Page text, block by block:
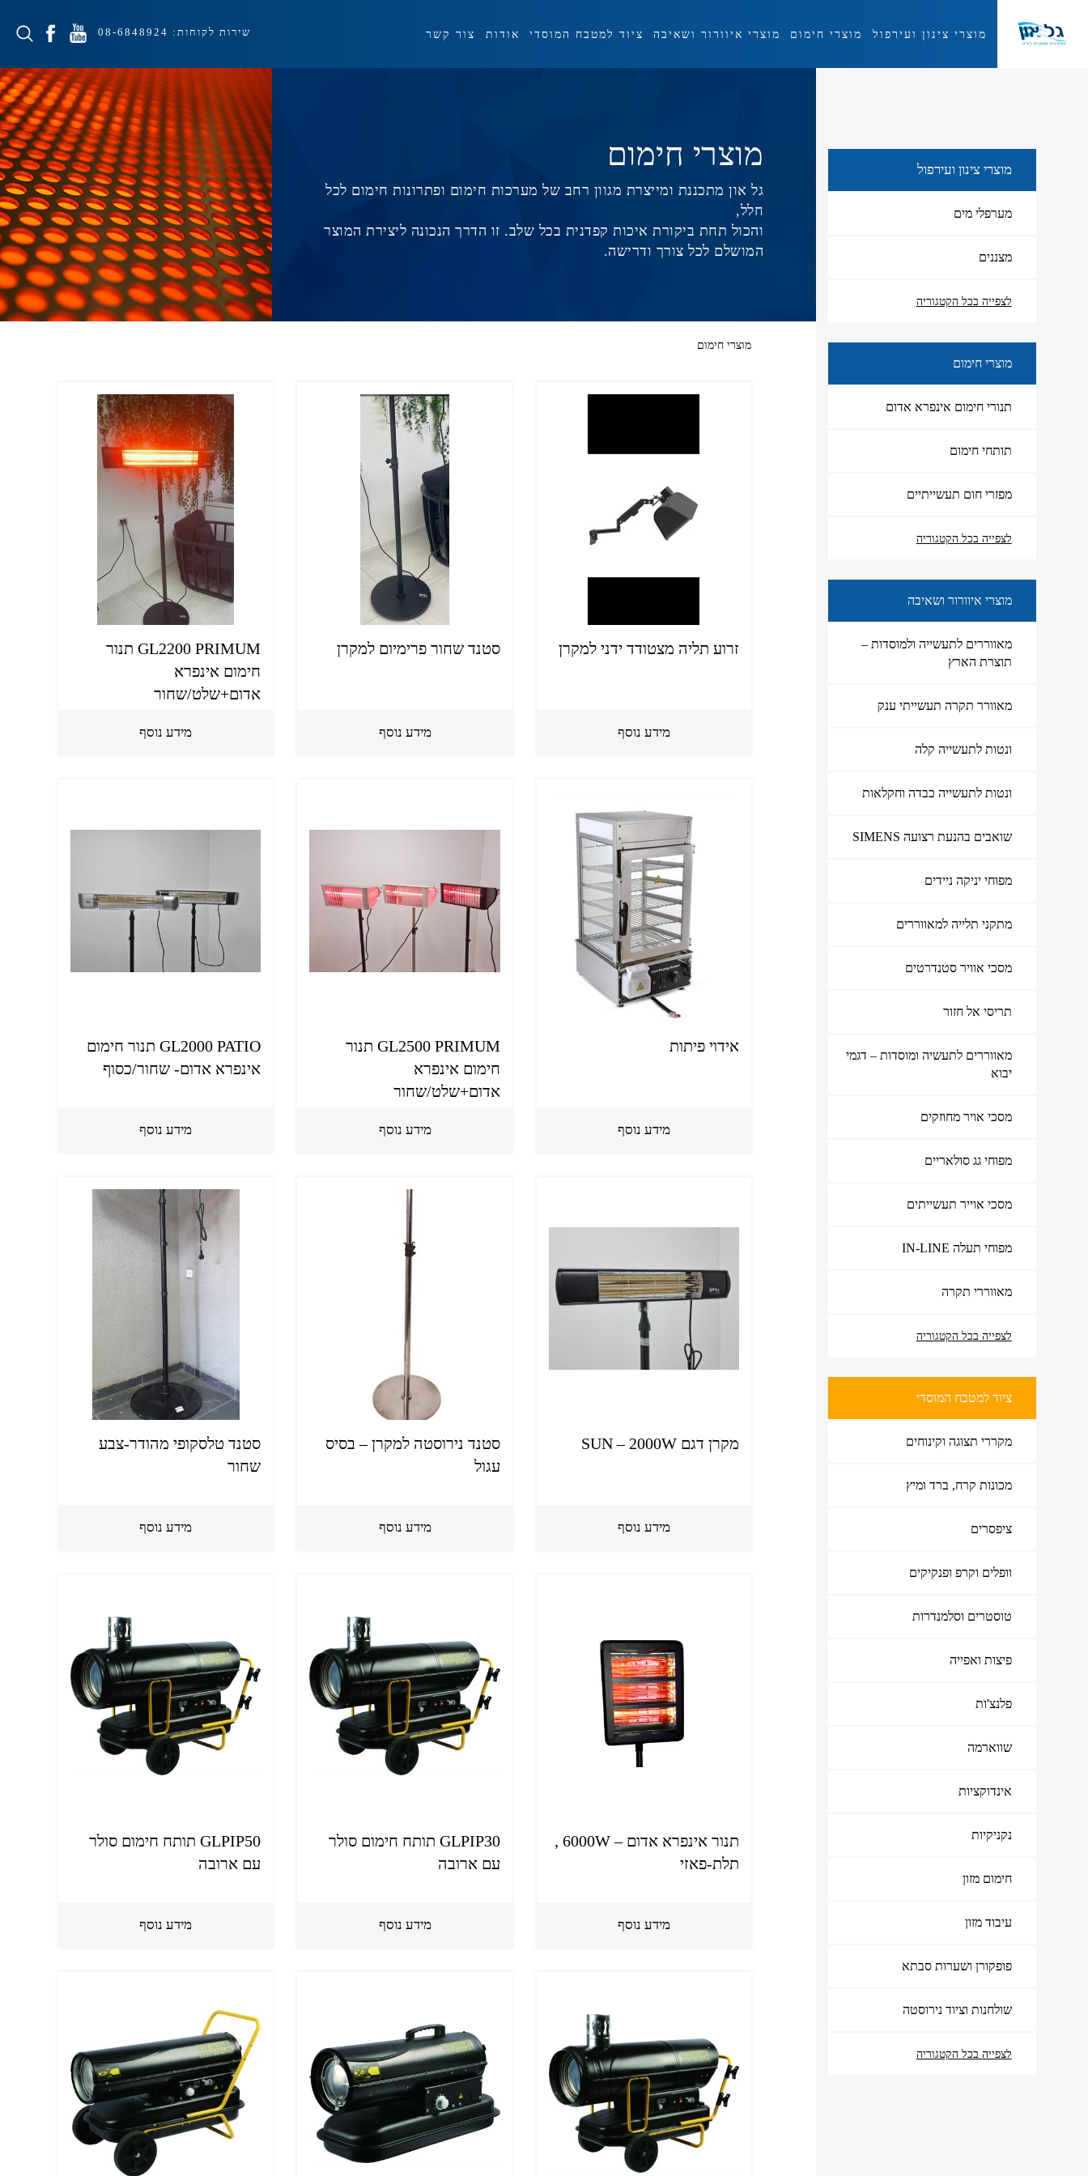
מוצרי צינון ועירפול
מוצרי איוורור ושאיבה
מוצרי צינון ועירפול מוצרי חימום מוצרי איוורור ושאיבה ציוד למטבח המוסדי אודות צור קשר שירות לקוחות: 08-6848924
מוצרי צינון ועירפול
מערפלי מים
מצננים
לצפייה בכל הקטגוריה
מוצרי חימום
תנורי חימום אינפרא אדום
תותחי חימום
מפזרי חום תעשייתיים
לצפייה בכל הקטגוריה
מוצרי איוורור ושאיבה
מאווררים לתעשייה ולמוסדות –
תוצרת הארץ
מאוורר תקרה תעשייתי ענק
ונטות לתעשייה קלה
ונטות לתעשייה כבדה וחקלאות
שואבים בהנעת רצועה SIMENS
מפוחי יניקה ניידים
מתקני תלייה למאווררים
מסכי אוויר סטנדרטים
תריסי אל חזור
מאווררים לתעשיה ומוסדות – דגמי
יבוא
מסכי אויר מחוזקים
מפוחי גג סולאריים
מסכי אוייר תעשייתים
מפוחי תעלה IN-LINE
מאווררי תקרה
לצפייה בכל הקטגוריה
ציוד למטבח המוסדי
מקררי תצוגה וקינוחים
מכונות קרח, ברד ומיץ
ציפסרים
וופלים וקרפ ופנקיקים
טוסטרים וסלמנדרות
פיצות ואפייה
פלנצ'ות
שווארמה
אינדוקציות
נקניקיות
חימום מזון
עיבוד מזון
פופקורן ושערות סבתא
שולחנות וציוד נירוסטה
לצפייה בכל הקטגוריה
מוצרי חימום
גל און מתכננת ומייצרת מגוון רחב של מערכות חימום ופתרונות חימום לכל
חלל,
והכול תחת ביקורת איכות קפדנית בכל שלב. זו הדרך הנכונה ליצירת המוצר
המושלם לכל צורך ודרישה.
מוצרי חימום
זרוע תליה מצטודד ידני למקרן
מידע נוסף
סטנד שחור פרימיום למקרן
מידע נוסף
GL2200 PRIMUM תנור
חימום אינפרא
אדום+שלט/שחור
מידע נוסף
אידוי פיתות
מידע נוסף
GL2500 PRIMUM תנור
חימום אינפרא
אדום+שלט/שחור
מידע נוסף
GL2000 PATIO תנור חימום
אינפרא אדום- שחור/כסוף
מידע נוסף
מקרן דגם SUN – 2000W
מידע נוסף
סטנד נירוסטה למקרן – בסיס
עגול
מידע נוסף
סטנד טלסקופי מהודר-צבע
שחור
מידע נוסף
תנור אינפרא אדום – 6000W ,
תלת-פאזי
מידע נוסף
GLPIP30 תותח חימום סולר
עם ארובה
מידע נוסף
GLPIP50 תותח חימום סולר
עם ארובה
מידע נוסף